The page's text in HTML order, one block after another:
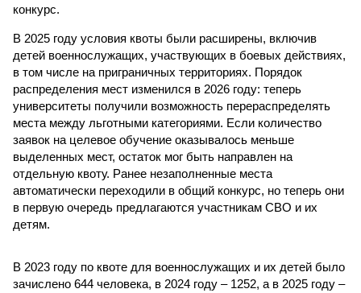
конкурс.
В 2025 году условия квоты были расширены, включив
детей военнослужащих, участвующих в боевых действиях,
в том числе на приграничных территориях. Порядок
распределения мест изменился в 2026 году: теперь
университеты получили возможность перераспределять
места между льготными категориями. Если количество
заявок на целевое обучение оказывалось меньше
выделенных мест, остаток мог быть направлен на
отдельную квоту. Ранее незаполненные места
автоматически переходили в общий конкурс, но теперь они
в первую очередь предлагаются участникам СВО и их
детям.
В 2023 году по квоте для военнослужащих и их детей было
зачислено 644 человека, в 2024 году – 1252, а в 2025 году –